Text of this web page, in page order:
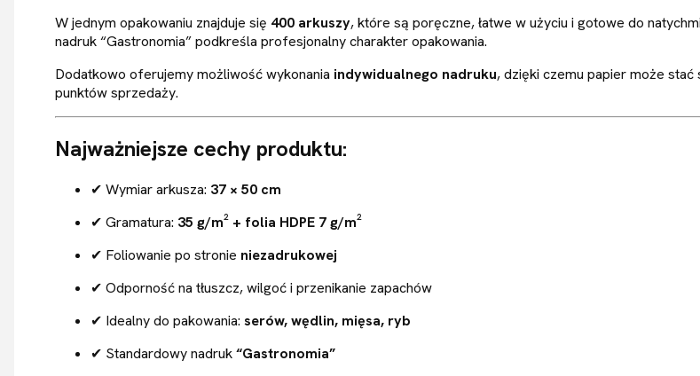
W jednym opakowaniu znajduje się 400 arkuszy, które są poręczne, łatwe w użyciu i gotowe do
nadruk “Gastronomia” podkreśla profesjonalny charakter opakowania.
Dodatkowo oferujemy możliwość wykonania indywidualnego nadruku, dzięki czemu papier może
punktów sprzedaży.
Najważniejsze cechy produktu:
✔ Wymiar arkusza: 37 × 50 cm
✔ Gramatura: 35 g/m² + folia HDPE 7 g/m²
✔ Foliowanie po stronie niezadrukowej
✔ Odporność na tłuszcz, wilgoć i przenikanie zapachów
✔ Idealny do pakowania: serów, wędlin, mięsa, ryb
✔ Standardowy nadruk“Gastronomia”